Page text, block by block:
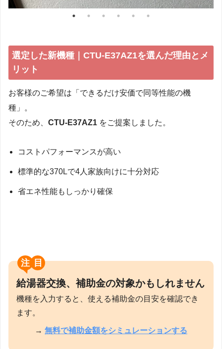
選定した新機種｜CTU-E37AZ1を選んだ理由とメ
リット
お客様のご希望は「できるだけ安価で同等性能の機
種」。
そのため、 CTU-E37AZ1 をご提案しました。
コストパフォーマンスが高い
標準的な370Lで4人家族向けに十分対応
省エネ性能もしっかり確保
注目
給湯器交換、補助金の対象かもしれません
機種を入力すると、使える補助金の目安を確認でき
ます。
→ 無料で補助金額をシミュレーションする